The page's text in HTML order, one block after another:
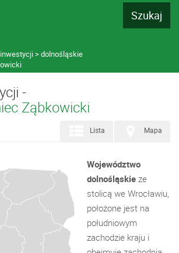
dolnośląskie
-
Ząbkowicki
Mapa
Lista
Województwo
dolnośląskie ze
stolicą we Wrocławiu,
położone jest na
południowym
zachodzie kraju i